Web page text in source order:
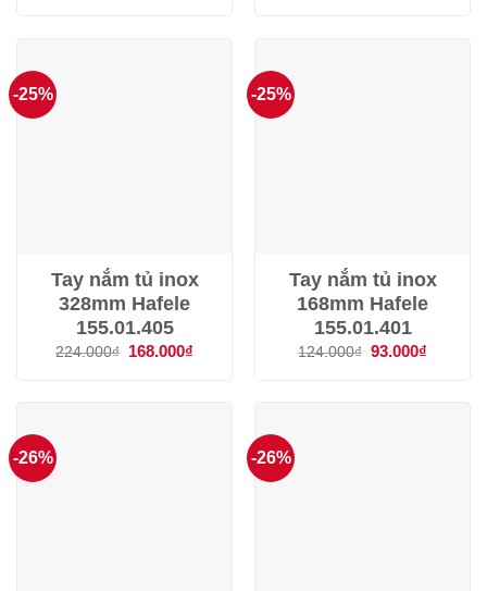
224.000₫.
93.000₫.
-25%
Tay nắm tủ inox
328mm Hafele
155.01.405
224.000₫
Giá
168.000₫
168.000₫.
-25%
Tay nắm tủ inox
168mm Hafele
155.01.401
124.000₫ Giá
93.000₫
93.000₫.
-26% -26%